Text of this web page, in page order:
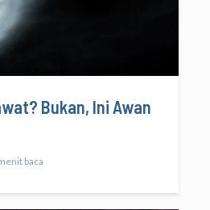
Bukan, Ini Awan
baca